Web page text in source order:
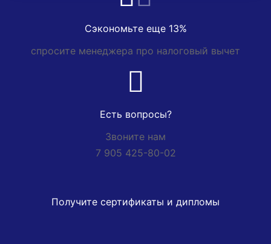
Сэкономьте еще 13%
спросите менеджера про налоговый вычет
Есть вопросы?
Звоните нам
7 905 425-80-02
Получите сертификаты и дипломы